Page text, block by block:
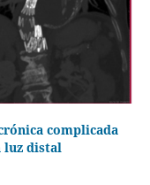
complicada
luz distal